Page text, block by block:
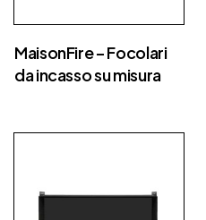
MaisonFire – Focolari
da incasso su misura